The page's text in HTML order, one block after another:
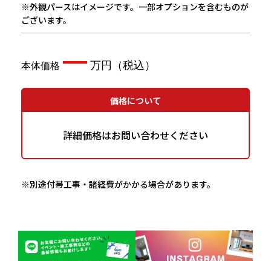
—
価格について
詳細価格はお問い合わせください
※別途付帯工事・諸経費がかかる場合があります。
※外観パースはイメージです。一部オプションを含むものが
ございます。